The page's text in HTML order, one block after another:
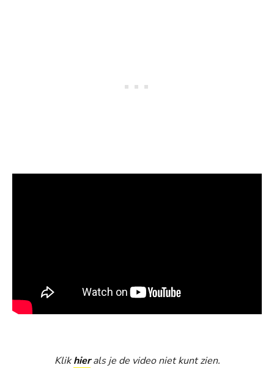
Klikhierals je de video niet kunt zien.